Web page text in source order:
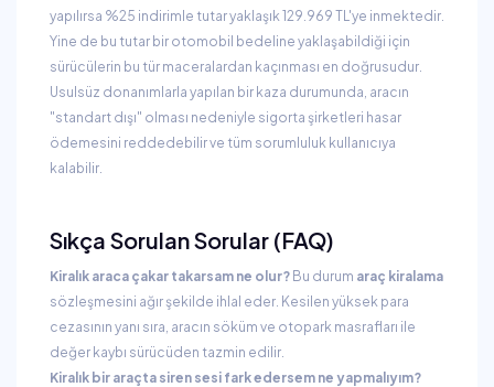
yapılırsa %25 indirimle tutar yaklaşık 129.969 TL'ye inmektedir.
Yine de bu tutar bir otomobil bedeline yaklaşabildiği için
sürücülerin bu tür maceralardan kaçınması en doğrusudur.
Usulsüz donanımlarla yapılan bir kaza durumunda, aracın
"standart dışı" olması nedeniyle sigorta şirketleri hasar
ödemesini reddedebilir ve tüm sorumluluk kullanıcıya
kalabilir.
Sıkça Sorulan Sorular (FAQ)
Kiralık araca çakar takarsam ne olur? Bu durum araç kiralama
sözleşmesini ağır şekilde ihlal eder. Kesilen yüksek para
cezasının yanı sıra, aracın söküm ve otopark masrafları ile
değer kaybı sürücüden tazmin edilir.
Kiralık bir araçta siren sesi fark edersem ne yapmalıyım?